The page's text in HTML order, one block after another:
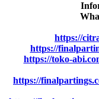
https://
https://
https://toko-
https://